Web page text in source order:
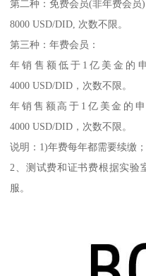
第二种：免费会员(非年费会员)
8000 USD/DID, 次数不限。
第三种：年费会员：
年销售额低于1亿美金的
4000 USD/DID，次数不限。
年销售额高于1亿美金的申
4000 USD/DID，次数不限。
说明：1)年费每年都需要续缴
2、测试费和证书费根据实验
服。